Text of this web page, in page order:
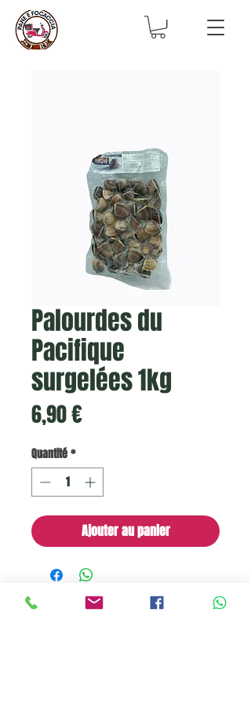
Palourdes du
Pacifique
surgelées 1kg
6,90 €Prix
Quantité*
Ajouter au panier